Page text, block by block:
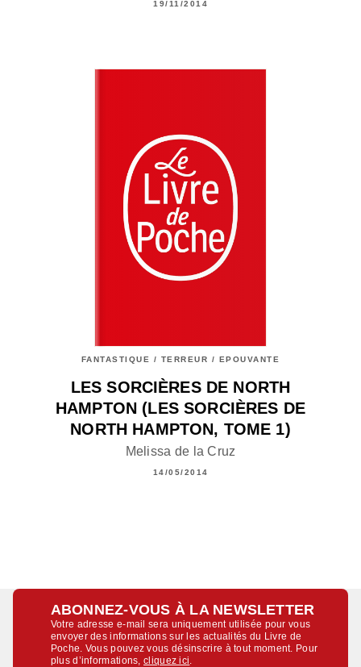
19/11/2014
FANTASTIQUE / TERREUR / EPOUVANTE
LES SORCIÈRES DE NORTH
HAMPTON (LES SORCIÈRES DE
NORTH HAMPTON, TOME 1)
Melissa de la Cruz
14/05/2014
ABONNEZ-VOUS À LA NEWSLETTER
Votre adresse e-mail sera uniquement utilisée pour vous
envoyer des informations sur les actualités du Livre de
Poche. Vous pouvez vous désinscrire à tout moment. Pour
plus d’informations,cliquez ici